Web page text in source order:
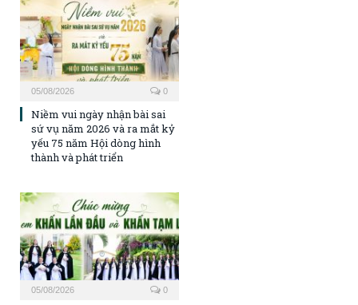
05/08/2026 0
Niềm vui ngày nhận bài sai
sứ vụ năm 2026 và ra mắt kỷ
yếu 75 năm Hội dòng hình
thành và phát triển
05/08/2026 0